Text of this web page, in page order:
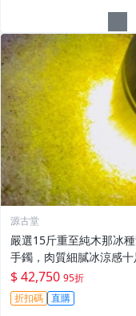
源古堂
嚴選15斤重至純木那冰
手鐲，肉質細膩冰涼感十
螢光美不勝收，重量壓手
收藏價值。翡翠玉器 翡翠
冰種翡翠
$ 42,750 95折
折扣碼 直購